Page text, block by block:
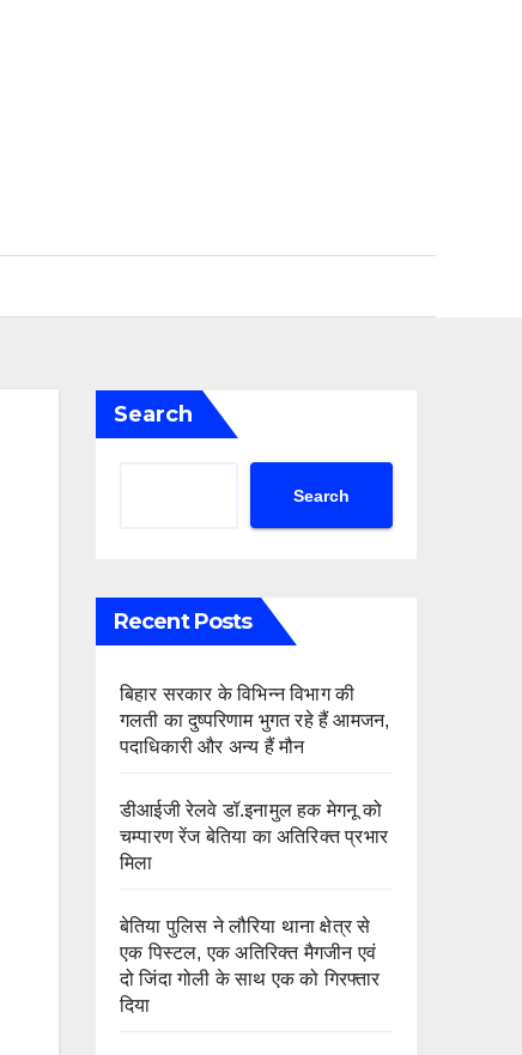
Search
Search
Recent Posts
बिहार सरकार के विभिन्न विभाग की
गलती का दुष्परिणाम भुगत रहे हैं आमजन,
पदाधिकारी और अन्य हैं मौन
डीआईजी रेलवे डॉ.इनामुल हक मेगनू को
चम्पारण रेंज बेतिया का अतिरिक्त प्रभार
मिला
बेतिया पुलिस ने लौरिया थाना क्षेत्र से
एक पिस्टल, एक अतिरिक्त मैगजीन एवं
दो जिंदा गोली के साथ एक को गिरफ्तार
दिया